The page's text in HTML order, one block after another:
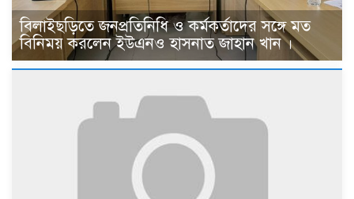
বিলাইছড়িতে জনপ্রতিনিধি ও কর্মকর্তাদের সঙ্গে মত
বিনিময় করলেন ইউএনও হাসনাত জাহান খান ।